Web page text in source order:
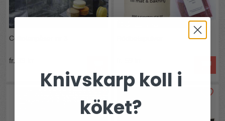
Cellofanpåsar nr 3
fr. 39 kr
Knivskarp koll i
köket?